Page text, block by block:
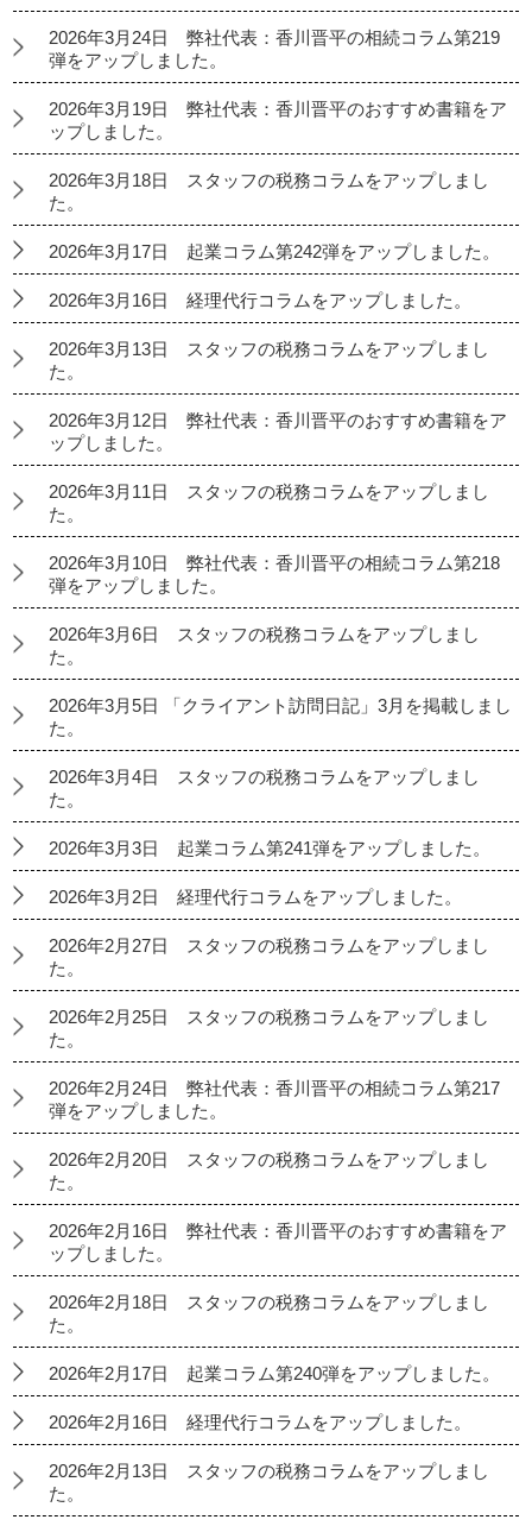
2026年3月24日 弊社代表：香川晋平の相続コラム第219
弾をアップしました。
2026年3月19日 弊社代表：香川晋平のおすすめ書籍をア
ップしました。
2026年3月18日 スタッフの税務コラムをアップしまし
た。
2026年3月17日 起業コラム第242弾をアップしました。
2026年3月16日 経理代行コラムをアップしました。
2026年3月13日 スタッフの税務コラムをアップしまし
た。
2026年3月12日 弊社代表：香川晋平のおすすめ書籍をア
ップしました。
2026年3月11日 スタッフの税務コラムをアップしまし
た。
2026年3月10日 弊社代表：香川晋平の相続コラム第218
弾をアップしました。
2026年3月6日 スタッフの税務コラムをアップしまし
た。
2026年3月5日 「クライアント訪問日記」3月を掲載しまし
た。
2026年3月4日 スタッフの税務コラムをアップしまし
た。
2026年3月3日 起業コラム第241弾をアップしました。
2026年3月2日 経理代行コラムをアップしました。
2026年2月27日 スタッフの税務コラムをアップしまし
た。
2026年2月25日 スタッフの税務コラムをアップしまし
た。
2026年2月24日 弊社代表：香川晋平の相続コラム第217
弾をアップしました。
2026年2月20日 スタッフの税務コラムをアップしまし
た。
2026年2月16日 弊社代表：香川晋平のおすすめ書籍をア
ップしました。
2026年2月18日 スタッフの税務コラムをアップしまし
た。
2026年2月17日 起業コラム第240弾をアップしました。
2026年2月16日 経理代行コラムをアップしました。
2026年2月13日 スタッフの税務コラムをアップしまし
た。